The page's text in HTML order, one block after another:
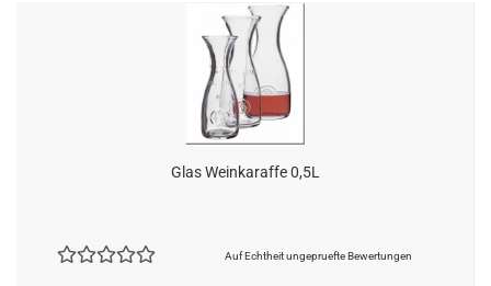
Glas Weinkaraffe 0,5L
Auf Echtheit ungepruefte Bewertungen